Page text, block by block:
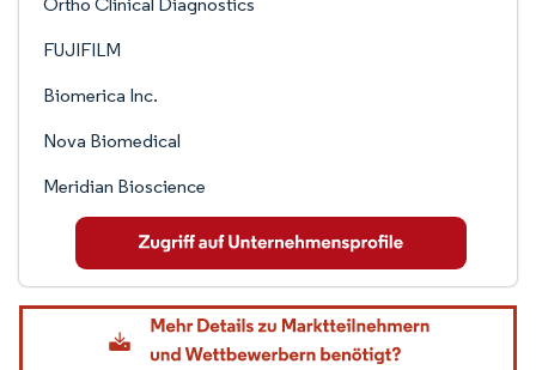
FUJIFILM
Biomerica Inc.
Nova Biomedical
Meridian Bioscience